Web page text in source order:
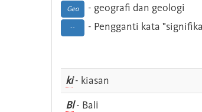
Geo - geografi dan geologi
-- - Pengganti kata
ki- kiasan
Bl- Bali